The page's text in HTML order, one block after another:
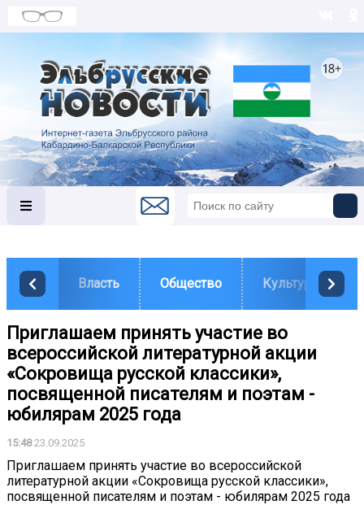
Власть Общество Культура
Приглашаем принять участие во
всероссийской литературной акции
«Сокровища русской классики»,
посвященной писателям и поэтам -
юбилярам 2025 года
15:4823.09.2025
Приглашаем принять участие во всероссийской
литературной акции «Сокровища русской классики»,
посвященной писателям и поэтам - юбилярам 2025 года